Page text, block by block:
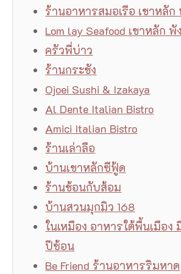
ร้านอาหารสมอเรือ เขาหลัก
Lom lay Seafood เขาหลัก พั
ครัวพี่บ่าว
ร้านกระชัง
Ojoei Sushi & Izakaya
Al Dente Italian Bistro
Amici Italian Bistro
ร้านเล่าลือ
บ้านเขาหลักซีฟู้ด
ร้านช้อนกับส้อม
บ้านสวนมุกมิว 168
ในเหมือง อาหารใต้พื้นเมือง
ปีซ้อน
Be Friend ร้านอาหารริมหาด